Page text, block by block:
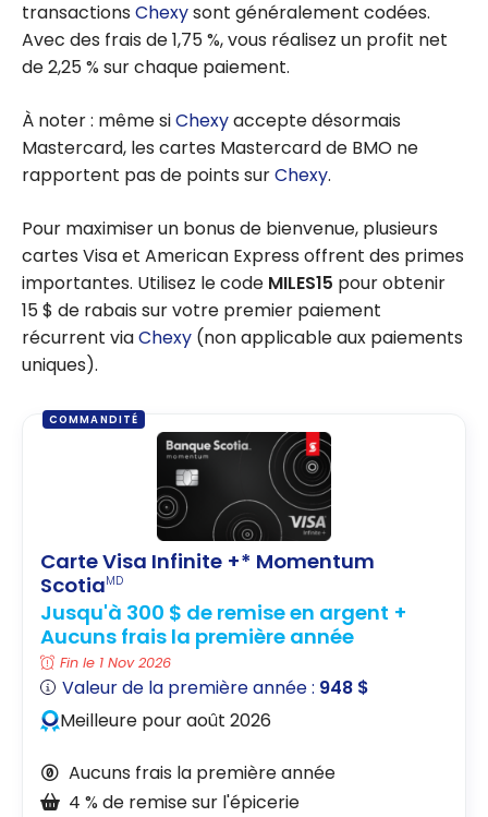
transactions Chexysont généralement codées.
Avec des frais de 1,75 %, vous réalisez un profit net
de 2,25 % sur chaque paiement.
À noter : même siChexyaccepte désormais
Mastercard, les cartes Mastercard de BMO ne
rapportent pas de points surChexy.
Pour maximiser un bonus de bienvenue, plusieurs
cartes Visa et American Express offrent des primes
importantes. Utilisez le code MILES15 pour obtenir
15 $ de rabais sur votre premier paiement
récurrent viaChexy (non applicable aux paiements
uniques).
COMMANDITÉ
Carte Visa Infinite +* Momentum
ScotiaMD
Jusqu'à 300 $ de remise en argent +
Aucuns frais la première année
Fin le 1 Nov 2026
Valeur de la première année : 948 $
Meilleure pour août 2026
Aucuns frais la première année
4 % de remise sur l'épicerie